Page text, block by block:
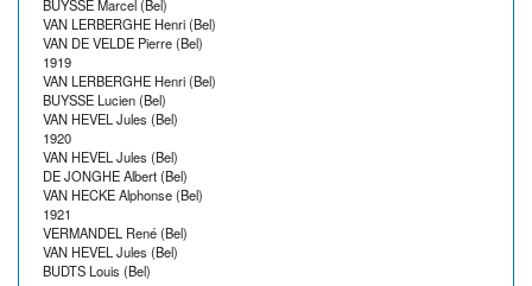
ALBI D'ORO
NEWSLETTER
BUYSSE Marcel (Bel)
VAN LERBERGHE Henri (Bel)
VAN DE VELDE Pierre (Bel)
1919
VAN LERBERGHE Henri (Bel)
BUYSSE Lucien (Bel)
VAN HEVEL Jules (Bel)
1920
VAN HEVEL Jules (Bel)
DE JONGHE Albert (Bel)
VAN HECKE Alphonse (Bel)
1921
VERMANDEL René (Bel)
VAN HEVEL Jules (Bel)
BUDTS Louis (Bel)